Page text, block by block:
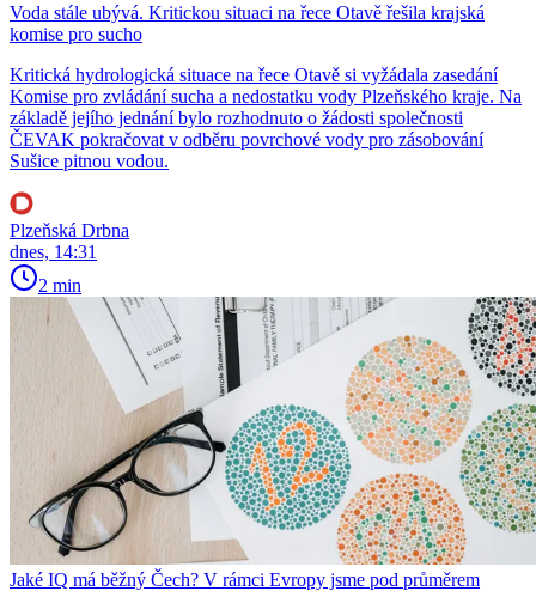
Voda stále ubývá. Kritickou situaci na řece Otavě řešila krajská
komise pro sucho
Kritická hydrologická situace na řece Otavě si vyžádala zasedání
Komise pro zvládání sucha a nedostatku vody Plzeňského kraje. Na
základě jejího jednání bylo rozhodnuto o žádosti společnosti
ČEVAK pokračovat v odběru povrchové vody pro zásobování
Sušice pitnou vodou.
Plzeňská Drbna
dnes, 14:31
2 min
Jaké IQ má běžný Čech? V rámci Evropy jsme pod průměrem